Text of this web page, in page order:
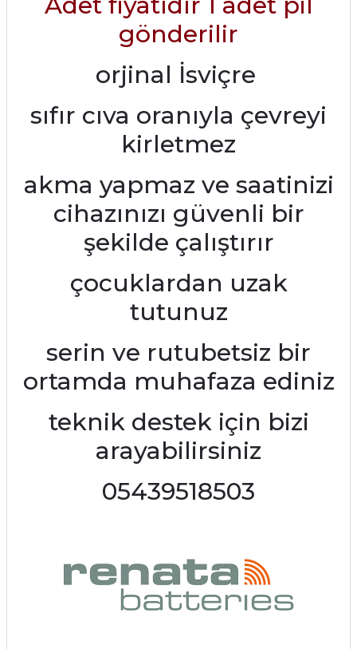
gönderilir
orjinal İsviçre
sıfır cıva oranıyla çevreyi
kirletmez
akma yapmaz ve saatinizi
cihazınızı güvenli bir
şekilde çalıştırır
çocuklardan uzak
tutunuz
serin ve rutubetsiz bir
ortamda muhafaza ediniz
teknik destek için bizi
arayabilirsiniz
05439518503